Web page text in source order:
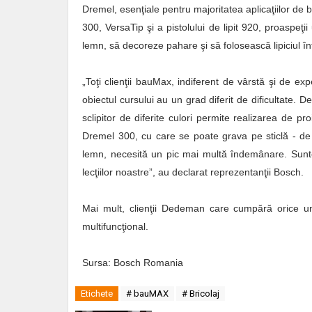
Dremel, esenţiale pentru majoritatea aplicaţiilor de
300, VersaTip şi a pistolului de lipit 920,
lemn, să decoreze pahare şi să folosească lipiciul
„Toţi clienţii bauMax, indiferent de vârstă şi de
obiectul cursului au un grad diferit de dificultate.
sclipitor de diferite culori permite realizarea de
Dremel 300, cu care se poate grava pe sticlă -
lemn, necesită un pic mai multă îndemânare.
lecţiilor noastre”, au declarat reprezentanţii Bosch.
Mai mult, clienţii Dedeman care cumpără orice
multifuncţional.
Sursa: Bosch Romania
Etichete # bauMAX # Bricolaj